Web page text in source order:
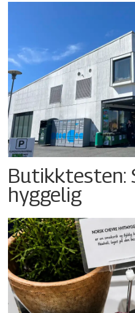
Butikktesten:
hyggelig